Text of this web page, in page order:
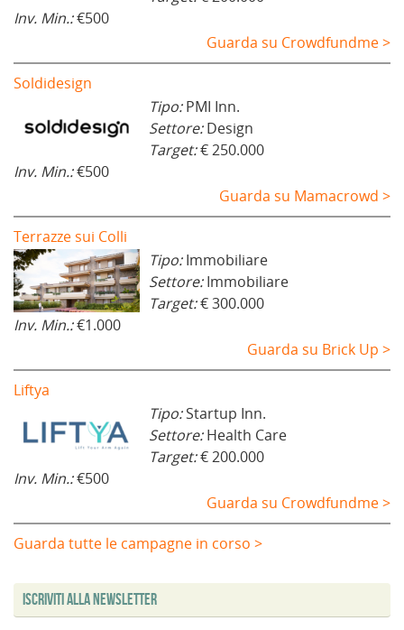
Inv. Min.:€500
Guarda su Crowdfundme >
Soldidesign
Tipo:PMI Inn.
Settore:Design
Target:€ 250.000
Inv. Min.:€500
Guarda su Mamacrowd >
Terrazze sui Colli
Tipo:Immobiliare
Settore:Immobiliare
Target:€ 300.000
Inv. Min.:€1.000
Guarda su Brick Up >
Liftya
Tipo:Startup Inn.
Settore:Health Care
Target:€ 200.000
Inv. Min.:€500
Guarda su Crowdfundme >
Guarda tutte le campagne in corso >
Iscriviti alla Newsletter